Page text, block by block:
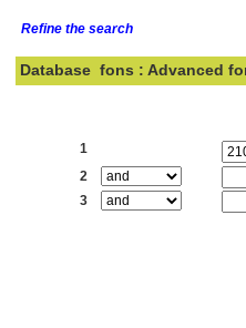
Refine the search
Database fons : Advanced
1
2
3